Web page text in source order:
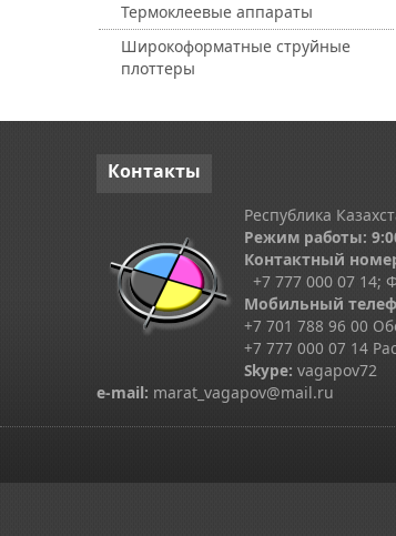
Термоклеевые аппараты
Широкоформатные струйные
плоттеры
Контакты
Республика
Режим работы:
Контактный
+7 777 000 07 14;
Мобильный
+7 701 788 96 00
+7 777 000 07 14
Skype: vagapov72
e-mail: marat_vagapov@mail.ru